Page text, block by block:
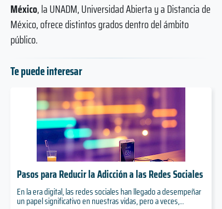
México, la UNADM, Universidad Abierta y a Distancia de
México, ofrece distintos grados dentro del ámbito
público.
Te puede interesar
Pasos para Reducir la Adicción a las Redes Sociales
En la era digital, las redes sociales han llegado a desempeñar
un papel significativo en nuestras vidas, pero a veces,...